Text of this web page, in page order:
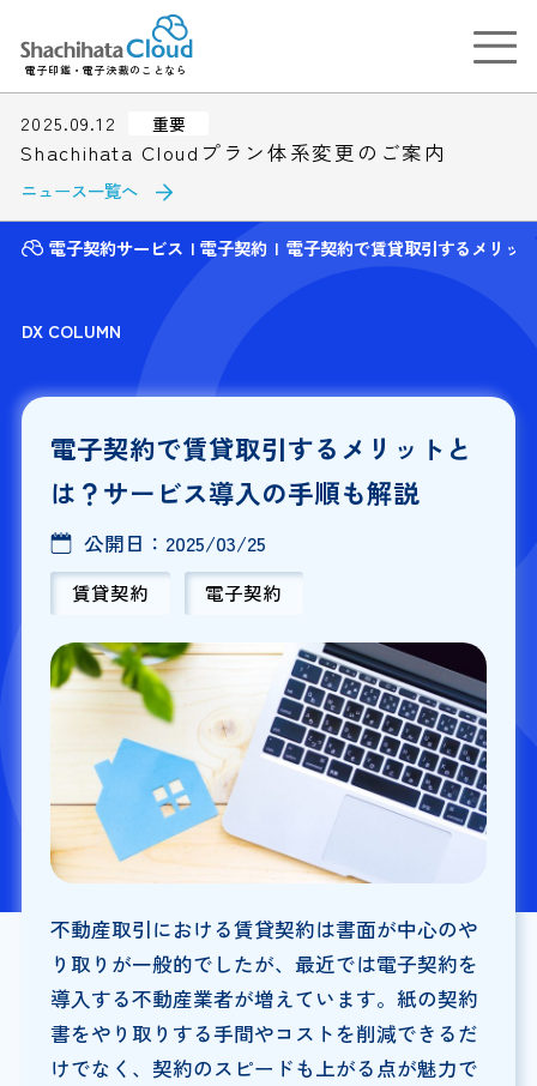
電子印鑑・電子決裁のことなら
2025.09.12 重要
Shachihata Cloudプラン体系変更のご案内
ニュース一覧へ
電子契約サービス 電子契約 電子契約で賃貸取引するメリッ
DX COLUMN
電子契約で賃貸取引するメリットと
は？サービス導入の手順も解説
公開日： 2025/03/25
賃貸契約 電子契約
不動産取引における賃貸契約は書面が中心のや
り取りが一般的でしたが、最近では電子契約を
導入する不動産業者が増えています。紙の契約
書をやり取りする手間やコストを削減できるだ
けでなく、契約のスピードも上がる点が魅力で